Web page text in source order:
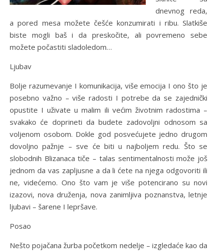
dnevnog reda,
a pored mesa možete češće konzumirati i ribu. Slatkiše
biste mogli baš i da preskočite, ali povremeno sebe
možete počastiti sladoledom…
Ljubav
Bolje razumevanje I komunikacija, više emocija I ono što je
posebno važno – više radosti I potrebe da se zajednički
opustite I uživate u malim ili većim životnim radostima –
svakako će doprineti da budete zadovoljni odnosom sa
voljenom osobom. Dokle god posvećujete jedno drugom
dovoljno pažnje – sve će biti u najboljem redu. Što se
slobodnih Blizanaca tiče – talas sentimentalnosti može još
jednom da vas zapljusne a da li ćete na njega odgovoriti ili
ne, videćemo. Ono što vam je više potencirano su novi
izazovi, nova druženja, nova zanimljiva poznanstva, letnje
ljubavi – šarene I lepršave.
Posao
Nešto pojačana žurba početkom nedelje – izgledaće kao da